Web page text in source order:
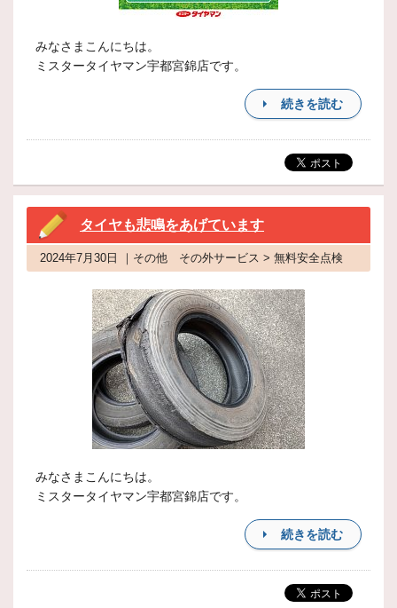
みなさまこんにちは。
ミスタータイヤマン宇都宮錦店です。
続きを読む
タイヤも悲鳴をあげています
2024年7月30日 ｜その他 その外サービス > 無料安全点検
みなさまこんにちは。
ミスタータイヤマン宇都宮錦店です。
続きを読む